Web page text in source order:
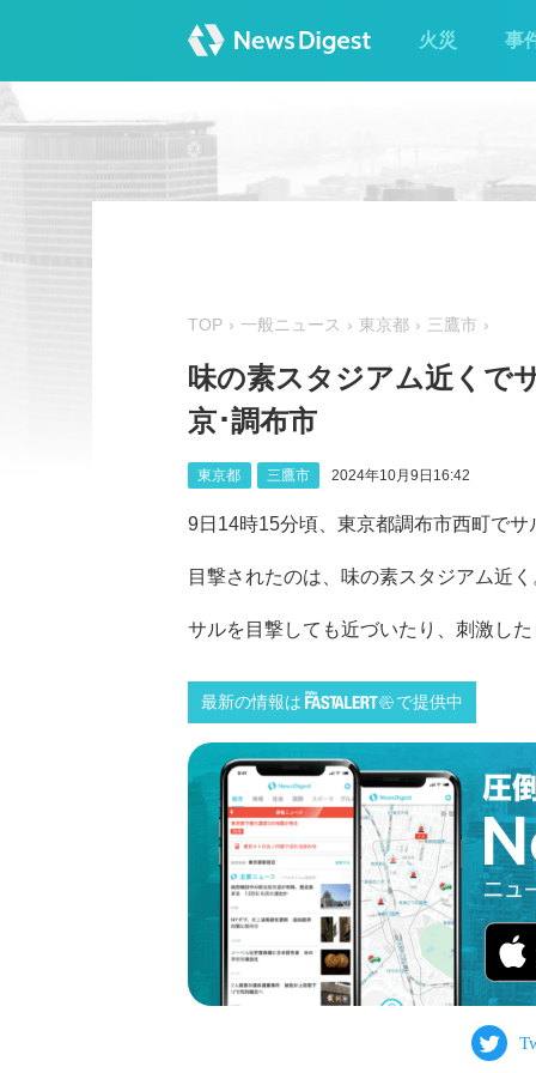
火災 事
TOP 一般ニュース 東京都 三鷹市
味の素スタジアム近くで
京･調布市
東京都 三鷹市 2024年10月9日16:42
9日14時15分頃、東京都調布市西町でサ
目撃されたのは、味の素スタジアム近
サルを目撃しても近づいたり、刺激した
最新の情報は で提供中